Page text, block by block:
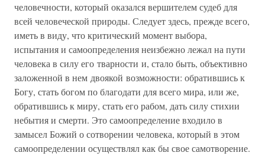
человечности, который оказался вершителем судеб для
всей человеческой природы. Следу­ет здесь, прежде всего,
иметь в виду, что критический момент вы­бора,
испытания и самоопределения неизбежно лежал на пути
человека в силу его тварности и, стало быть, объективно
заложен­ной в нем двоякой возможности: обратившись к
Богу, стать богом по благодати для всего мира, или же,
обратившись к миру, стать его рабом, дать силу стихии
небытия и смерти. Это самоопределение входило в
замысел Божий о сотворении человека, который в этом
самоопределении осуществлял как бы свое самотворение.